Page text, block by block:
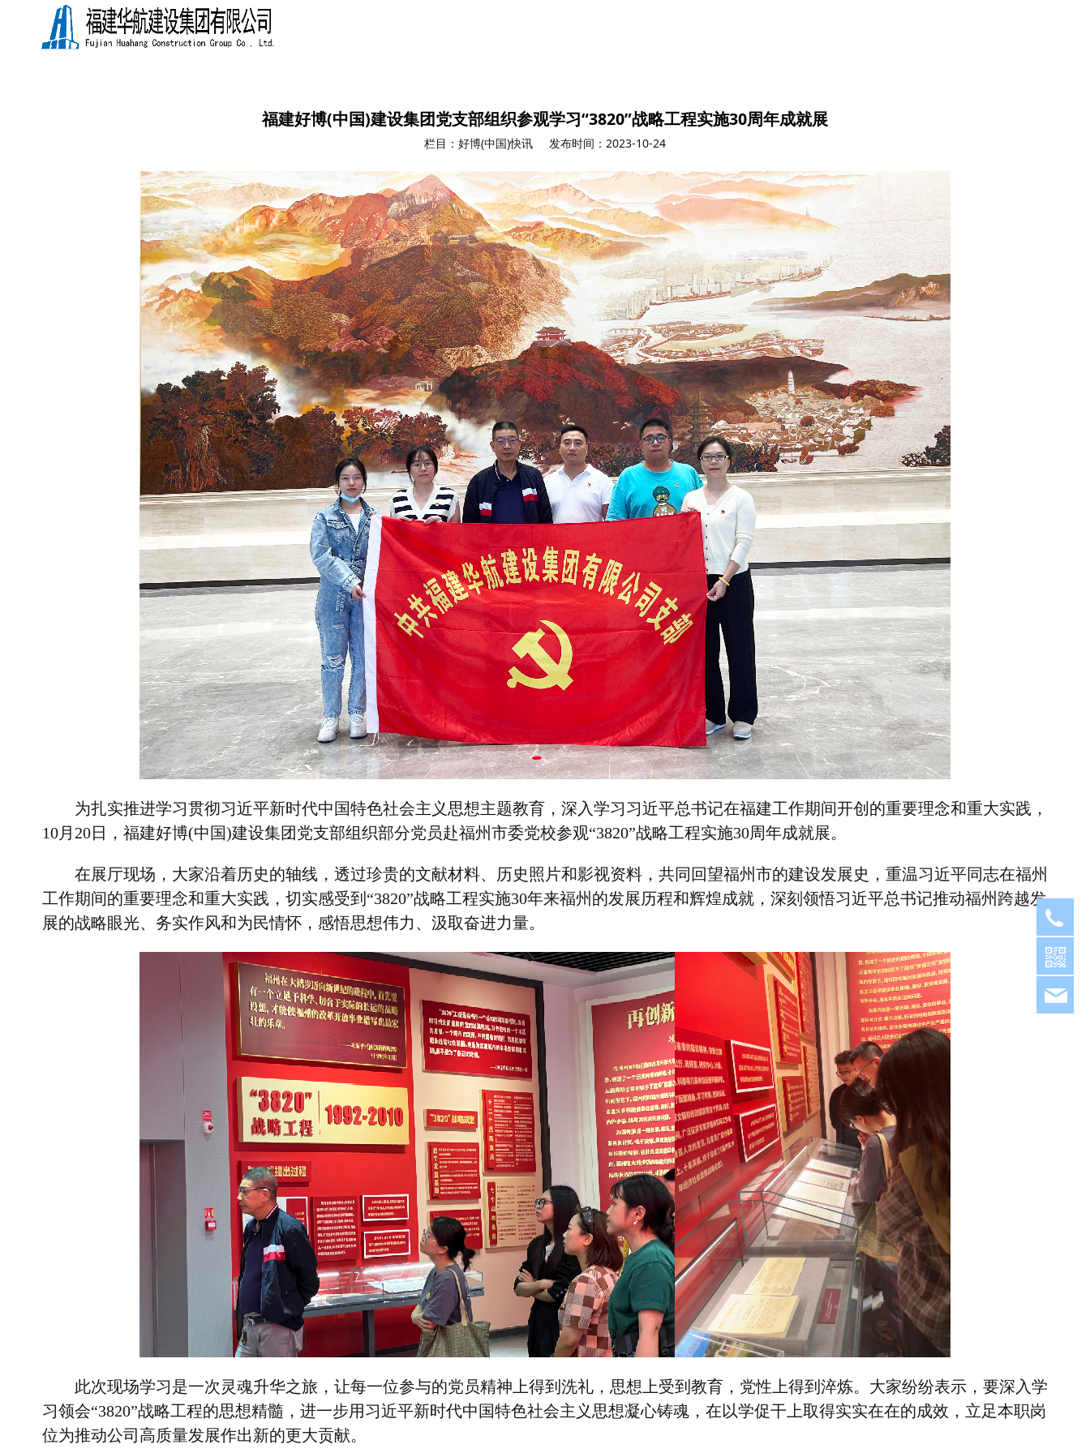
福建好博(中国)建设集团党支部组织参观学习“3820”战略工程实施30周年成就展
栏目：好博(中国)快讯 发布时间：2023-10-24
为扎实推进学习贯彻习近平新时代中国特色社会主义思想主题教育，深入学习习近平总书记在福建工作期间开创的重要理念和重大实践，
10月 20日，福建好博(中国)建设集团党支部组织部分党员赴福州市委党校参观“3820”战略工程实施30周年成就展。
在展厅现场，大家沿着历史的轴线，透过珍贵的文献材料、历史照片和影视资料，共同回望福州市的建设发展史，重温习近平同志在福州
工作期间的重要理念和重大实践，切实感受到“3820”战略工程实施30年来福州的发展历程和辉煌成就，深刻领悟习近平总书记推动福州跨越发
展的战略眼光、务实作风和为民情怀，感悟思想伟力、汲取奋进力量。
此次现场学习是一次灵魂升华之旅，让每一位参与的党员精神上得到洗礼，思想上受到教育，党性上得到淬炼。大家纷纷表示，要深入学
习领会“3820”战略工程的思想精髓，进一步用习近平新时代中国特色社会主义思想凝心铸魂，在以学促干上取得实实在在的成效，立足本职岗
位为推动公司高质量发展作出新的更大贡献。